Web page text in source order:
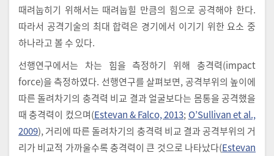
때려눕히기 위해서는 때려눕힐 만큼의 힘으로 공격해야 한다.
따라서 공격기술의 최대 합력은 경기에서 이기기 위한 요소 중
하나라고 볼 수 있다.
선행연구에서는 차는 힘을 측정하기 위해 충격력(impact
force)을 측정하였다. 선행연구를 살펴보면, 공격부위의 높이에
따른 돌려차기의 충격력 비교 결과 얼굴보다는 몸통을 공격했을
때 충격력이 컸으며(Estevan & Falco, 2013; O’Sullivan et al.,
2009), 거리에 따른 돌려차기의 충격력 비교 결과 공격부위의 거
리가 비교적 가까울수록 충격력이 큰 것으로 나타났다(Estevan